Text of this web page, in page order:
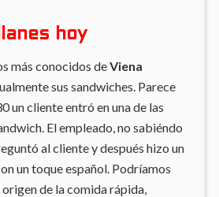
hoy
más conocidos deViena
sus sandwiches. Parece
un cliente entró en una de las
El empleado, no sabiéndo
al cliente y después hizo un
un toque español. Podríamos
de la comida rápida,